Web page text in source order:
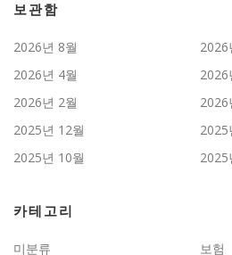
보관함
2026년 8월
2026
2026년 4월
2026
2026년 2월
2026
2025년 12월
2025
2025년 10월
2025
카테고리
미분류 보험